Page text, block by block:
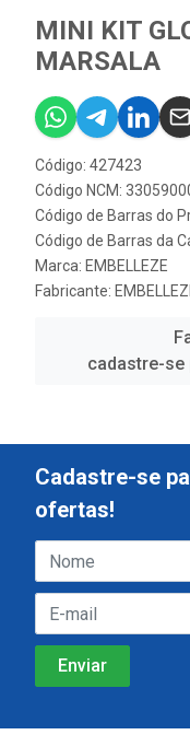
MINI KIT
MARSALA
Código: 427423
Código NCM:
Código de Barras do
Código de Barras da
Marca: EMBELLEZE
Fabricante:
cadastre-se
Cadastre-se
ofertas!